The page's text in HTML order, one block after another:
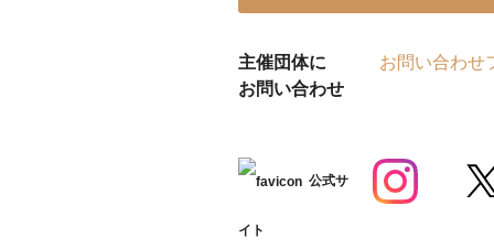
主催団体に
お問い合わせ
お問い合わせ
公式サ
イト